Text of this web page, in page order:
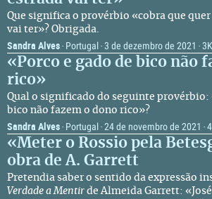
Que significa o provérbio «cobra que
vai ter»? Obrigada.
Sandra Alves · Portugal · 3 de dezembro de 2021 · 3K
«Porco e gado de bico não
rico»
Qual o significado do seguinte provérbio:
bico não fazem o dono rico»?
Sandra Alves · Portugal · 24 de novembro de 2021 ·
«Meter o Rossio pela
obra de A. Garrett
Pretendia saber o sentido da expressão
Verdade a Mentir de Almeida Garrett: